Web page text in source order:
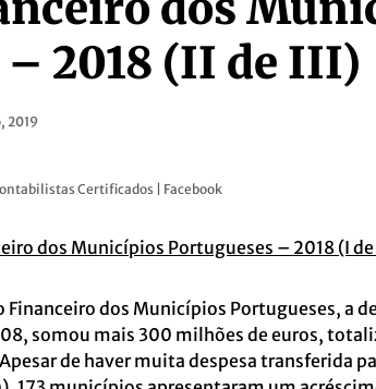
2018 (II de III)
2019
Certificados | Facebook
dos Municípios Portugueses – 2018 (I
Financeiro dos Municípios Portugueses, a
somou mais 300 milhões de euros,
de haver muita despesa transferida